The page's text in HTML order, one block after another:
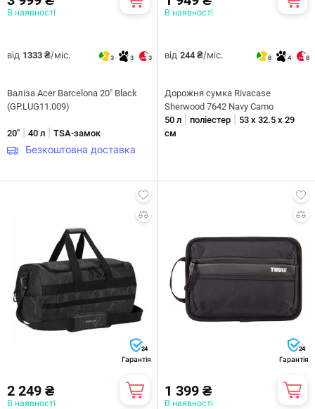
В наявності
від 1333 ₴/міс. 3 3 3
Валіза Acer Barcelona 20" Black
(GP.LUG11.009)
20" 40 л TSA-замок
Безкоштовна доставка
В наявності
від 244 ₴/міс. 8 4 8
Дорожня сумка Rivacase
Sherwood 7642 Navy Camo
50 л
поліестер
53 х 32.5 х 29
см
24
Гарантія
2 249 ₴
В наявності
24
Гарантія
1 399 ₴
В наявності